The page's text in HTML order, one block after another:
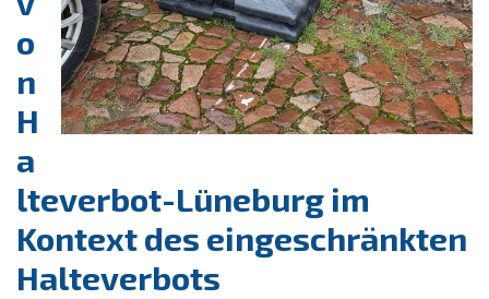
o
n
H
a
lteverbot-Lüneburg im
Kontext des eingeschränkten
Halteverbots